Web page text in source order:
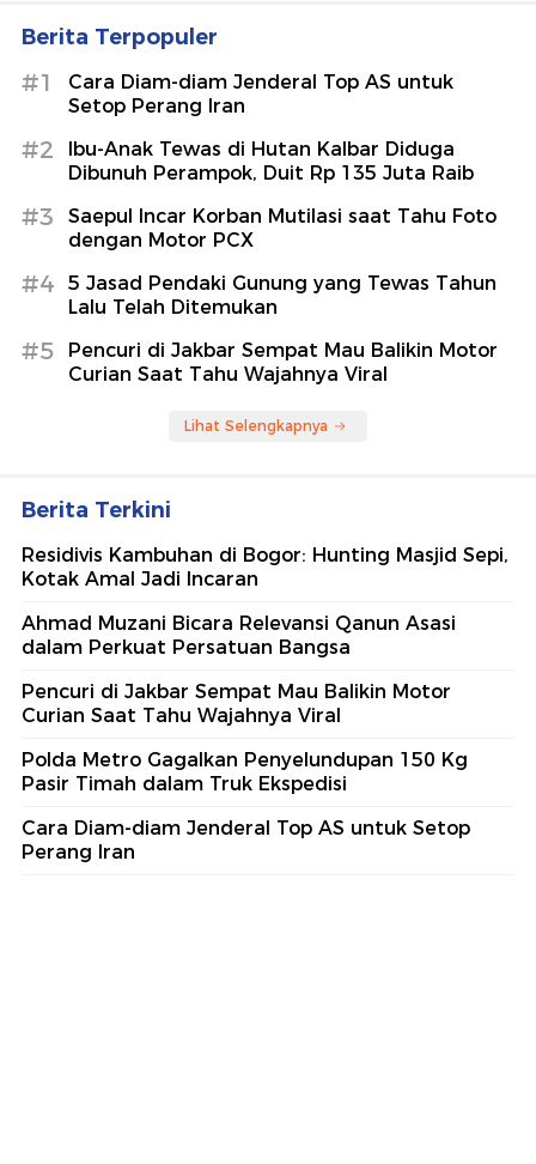
Berita Terpopuler
#1
Cara Diam-diam Jenderal Top AS untuk
Setop Perang Iran
#2
Ibu-Anak Tewas di Hutan Kalbar Diduga
Dibunuh Perampok, Duit Rp 135 Juta Raib
#3
Saepul Incar Korban Mutilasi saat Tahu Foto
dengan Motor PCX
#4
5 Jasad Pendaki Gunung yang Tewas Tahun
Lalu Telah Ditemukan
#5
Pencuri di Jakbar Sempat Mau Balikin Motor
Curian Saat Tahu Wajahnya Viral
Lihat Selengkapnya
Berita Terkini
Residivis Kambuhan di Bogor: Hunting Masjid Sepi,
Kotak Amal Jadi Incaran
Ahmad Muzani Bicara Relevansi Qanun Asasi
dalam Perkuat Persatuan Bangsa
Pencuri di Jakbar Sempat Mau Balikin Motor
Curian Saat Tahu Wajahnya Viral
Polda Metro Gagalkan Penyelundupan 150 Kg
Pasir Timah dalam Truk Ekspedisi
Cara Diam-diam Jenderal Top AS untuk Setop
Perang Iran